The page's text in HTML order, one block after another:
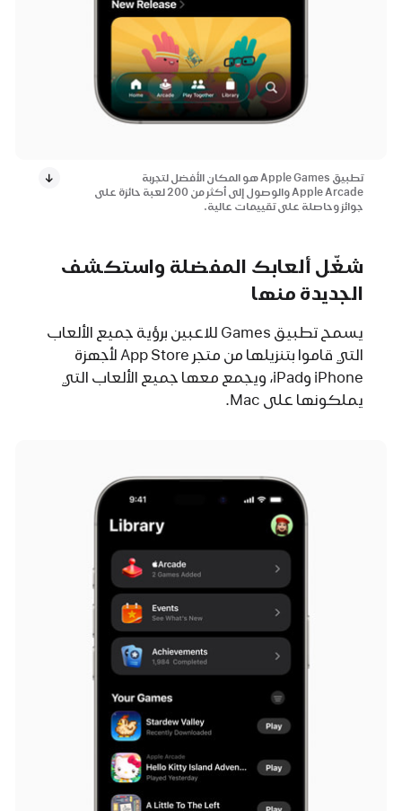
تطبيق Apple Games هو المكان الأفضل لتجربة
Apple Arcade والوصول إلى أكثر من 200 لعبة حائزة على
جوائز وحاصلة على تقييمات عالية.
شغّل ألعابك المفضلة واستكشف
الجديدة منها
يسمح تطبيق Games للاعبين برؤية جميع الألعاب
التي قاموا بتنزيلها من متجر App Store لأجهزة
iPhone وiPad، ويجمع معها جميع الألعاب التي
يملكونها على Mac.